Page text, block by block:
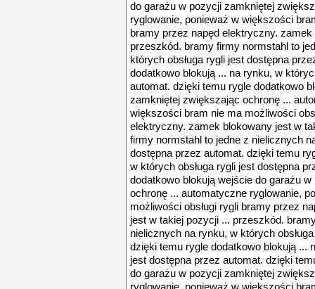
do garażu w pozycji zamkniętej
ryglowanie, ponieważ w większości
bramy przez napęd elektryczny.
przeszkód. bramy firmy normstahl to
których obsługa rygli jest dostępna
dodatkowo blokują ... na rynku, w
automat. dzięki temu rygle dodatkowo
zamkniętej zwiększając ochronę ...
większości bram nie ma możliwości
elektryczny. zamek blokowany jest w
firmy normstahl to jedne z nielicznych
dostępna przez automat. dzięki temu
w których obsługa rygli jest dostępna
dodatkowo blokują wejście do garażu
ochronę ... automatyczne ryglowanie,
możliwości obsługi rygli bramy przez
jest w takiej pozycji ... przeszkód.
nielicznych na rynku, w których
dzięki temu rygle dodatkowo blokują ...
jest dostępna przez automat. dzięki
do garażu w pozycji zamkniętej